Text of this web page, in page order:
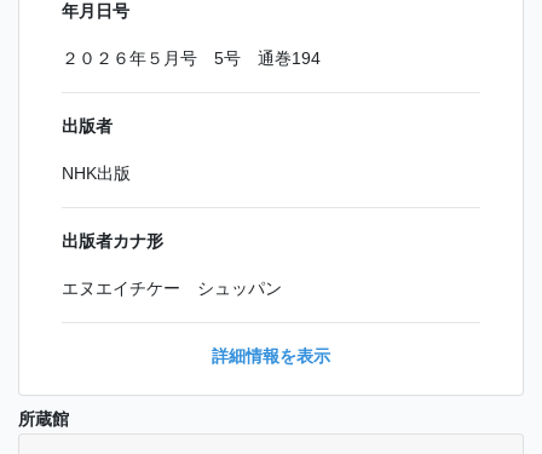
年月日号
２０２６年５月号 5号 通巻194
出版者
NHK出版
出版者カナ形
エヌエイチケー シュッパン
詳細情報を表示
所蔵館